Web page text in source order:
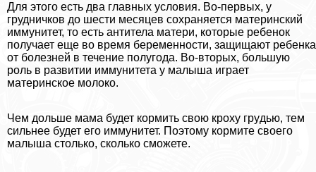
Для этого есть два главных условия. Во-первых, у
грудничков до шести месяцев сохраняется материнский
иммунитет, то есть антитела матери, которые ребенок
получает еще во время беременности, защищают ребенка
от болезней в течение полугода. Во-вторых, большую
роль в развитии иммунитета у малыша играет
материнское молоко.
Чем дольше мама будет кормить свою кроху гpyдью, тем
сильнее будет его иммунитет. Поэтому кормите своего
малыша столько, сколько сможете.